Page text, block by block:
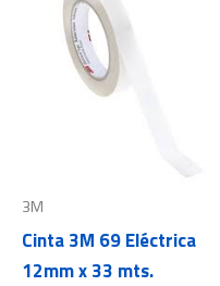
3M
Cinta 3M 69 Eléctrica
12mm x 33 mts.